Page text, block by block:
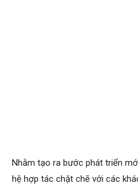
Nhằm tạo ra bước phát triển
hệ hợp tác chặt chẽ với các